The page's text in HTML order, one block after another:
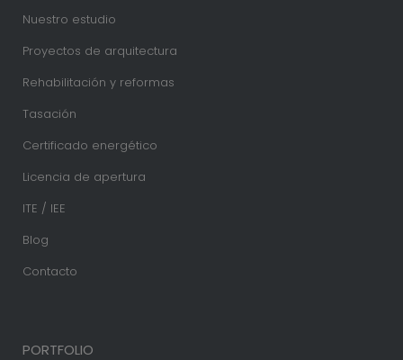
Nuestro estudio
Proyectos de arquitectura
Rehabilitación y reformas
Tasación
Certificado energético
Licencia de apertura
ITE / IEE
Blog
Contacto
PORTFOLIO